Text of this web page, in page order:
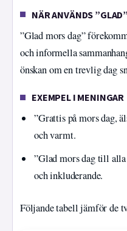
NÄR ANVÄNDS
”Glad mors dag”
och informella
önskan om en trevlig dag
EXEMPEL I MENINGAR
”Grattis på mors dag,
och varmt.
”Glad mors dag till
och inkluderande.
Följande tabell jämför de